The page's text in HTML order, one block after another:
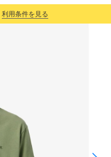
利用条件を見る